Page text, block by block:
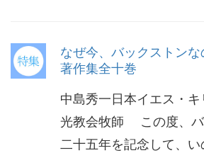
なぜ今、バックストン
著作集全十巻
中島秀一日本イエス・
光教会牧師 この度、
二十五年を記念して、